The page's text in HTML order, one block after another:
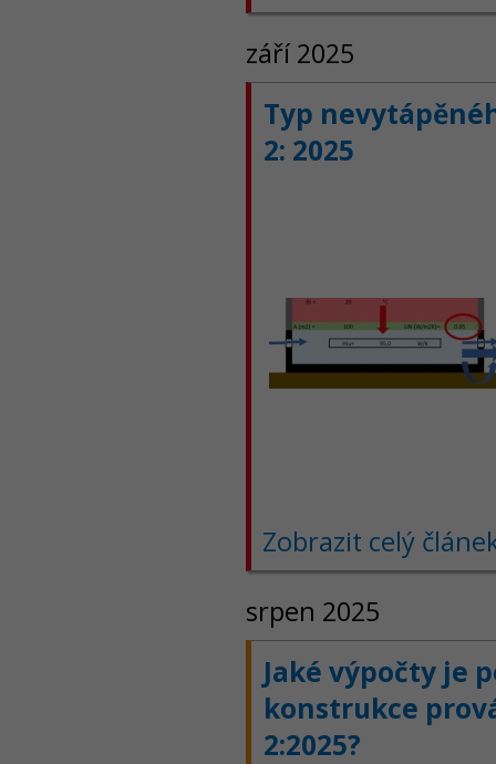
září 2025
Typ
2: 2025
Zobrazit celý
srpen 2025
Jaké výpočty je
konstrukce
2:2025?